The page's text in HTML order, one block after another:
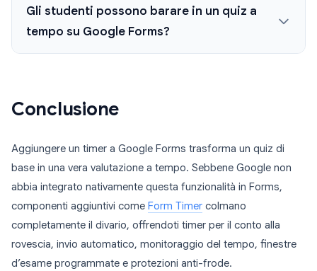
Gli studenti possono barare in un quiz a
tempo su Google Forms?
Conclusione
Aggiungere un timer a Google Forms trasforma un quiz di
base in una vera valutazione a tempo. Sebbene Google non
abbia integrato nativamente questa funzionalità in Forms,
componenti aggiuntivi come Form Timer colmano
completamente il divario, offrendoti timer per il conto alla
rovescia, invio automatico, monitoraggio del tempo, finestre
d’esame programmate e protezioni anti-frode.